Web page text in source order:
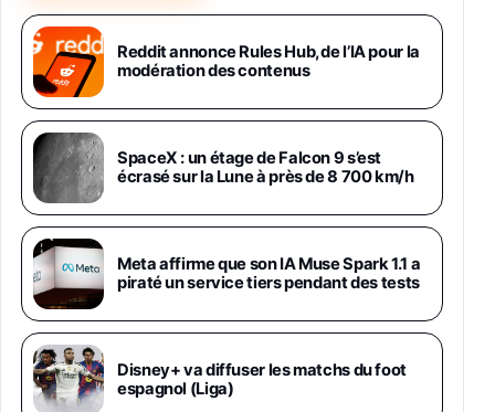
Samsung Galaxy Miracle Ultra, Smartphone
Android 5G avec Galaxy AI, 512 Go,
Chargeur Secteur Rapide 25W Inclus,
Smartphone déverrouillé, Noir, Version FR
1019€
Galaxy S26 Ultra 512 Go Bleu
1019€1399€Fnac (Vendeur Tiers)
Galaxy S26 Ultra 256 Go Violet
892€1199€Fnac (Vendeur Tiers)
Philips SHK2000BL - Casque Enfant - Bleu &
Répartiteur Audio 5 Casques, Blanc
24,94€29,96€ Fnac (Vendeur Tiers)
Reddit annonce Rules Hub, de l’IA pour la
modération des contenus
SpaceX : un étage de Falcon 9 s’est
écrasé sur la Lune à près de 8 700 km/h
Meta affirme que son IA Muse Spark 1.1 a
piraté un service tiers pendant des tests
Disney+ va diffuser les matchs du foot
espagnol (Liga)